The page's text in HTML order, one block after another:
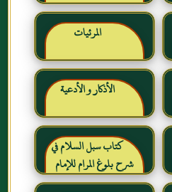
المرئيات
الأذكار و الأدعية
كتاب سبل السلام في
شرح بلوغ المرام للإمام
الصنعاني رحمه الله